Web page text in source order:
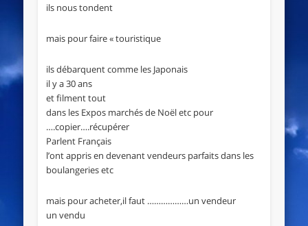
ils nous tondent
mais pour faire « touristique
ils débarquent comme les Japonais
il y a 30 ans
et filment tout
dans les Expos marchés de Noël etc pour
….copier….récupérer
Parlent Français
l’ont appris en devenant vendeurs parfaits dans les
boulangeries etc
mais pour acheter,il faut ………………un vendeur
un vendu